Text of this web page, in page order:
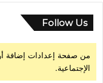
Follow Us
من صفحة إعدادات إضافة
الإجتماعية.